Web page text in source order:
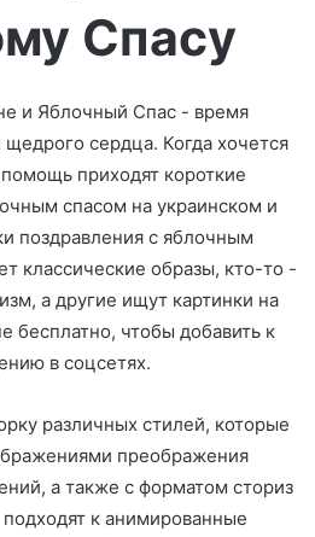
Спасу
и Яблочный Спас - время
щедрого сердца. Когда хочется
приходят короткие
спасом на украинском и
поздравления с яблочным
классические образы, кто-то -
а другие ищут картинки на
бесплатно, чтобы добавить к
в соцсетях.
различных стилей, которые
преображения
а также с форматом сториз
к анимированные